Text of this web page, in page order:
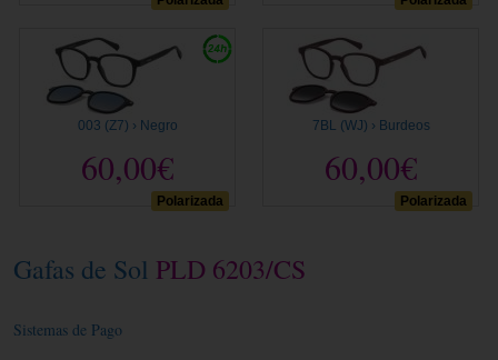
Polarizada
003 (Z7) › Negro
60,00€
Polarizada
7BL (WJ) › Burdeos
60,00€
Gafas de Sol PLD 6203/CS
Sistemas de Pago